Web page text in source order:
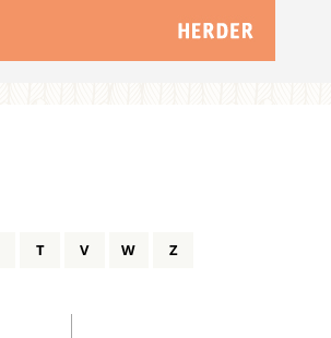
T V W Z